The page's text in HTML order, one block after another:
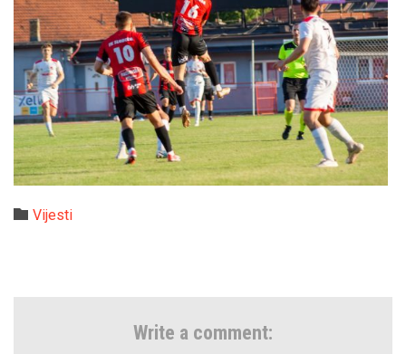
 Category
Vijesti
Write a comment: